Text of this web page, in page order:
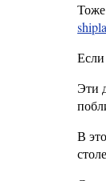
Если
Эти
В